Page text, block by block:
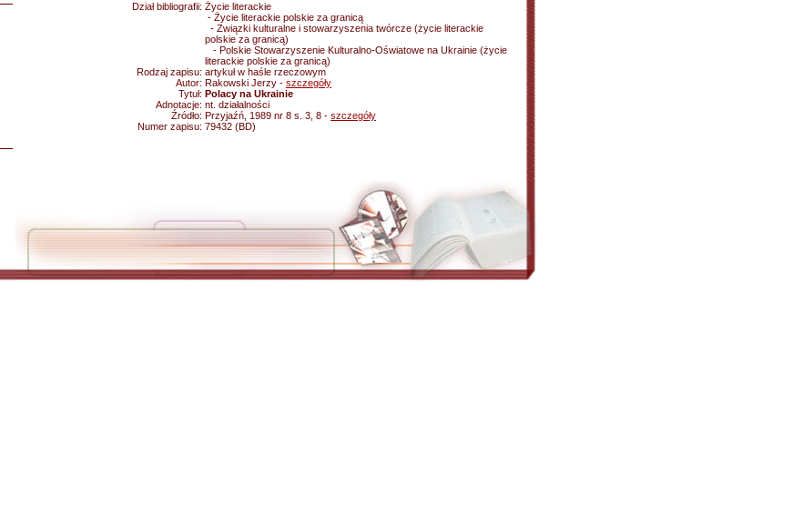
Dział bibliografii: Życie literackie
- Życie literackie polskie za granicą
- Związki kulturalne i stowarzyszenia twórcze (życie literackie
polskie za granicą)
- Polskie Stowarzyszenie Kulturalno-Oświatowe na Ukrainie (życie
literackie polskie za granicą)
Rodzaj zapisu: artykuł w haśle rzeczowym
Autor: Rakowski Jerzy - szczegóły
Tytuł: Polacy na Ukrainie
Adnotacje: nt. działalności
Źródło: Przyjaźń, 1989 nr 8 s. 3, 8 - szczegóły
Numer zapisu: 79432 (BD)